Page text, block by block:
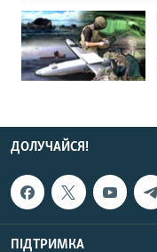
ДОЛУЧАЙСЯ!
ПІДТРИМКА